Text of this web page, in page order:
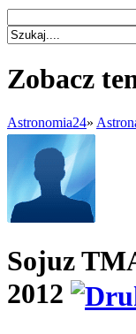
Zobacz
Astronomia24»
Sojuz
2012